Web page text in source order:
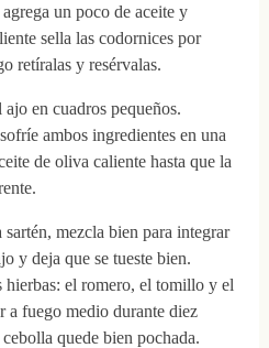
un poco de aceite y
sella las codornices por
retíralas y resérvalas.
en cuadros pequeños.
ambos ingredientes en una
de oliva caliente hasta que la
mezcla bien para integrar
y deja que se tueste bien.
hierbas: el romero, el tomillo y el
a fuego medio durante diez
quede bien pochada.